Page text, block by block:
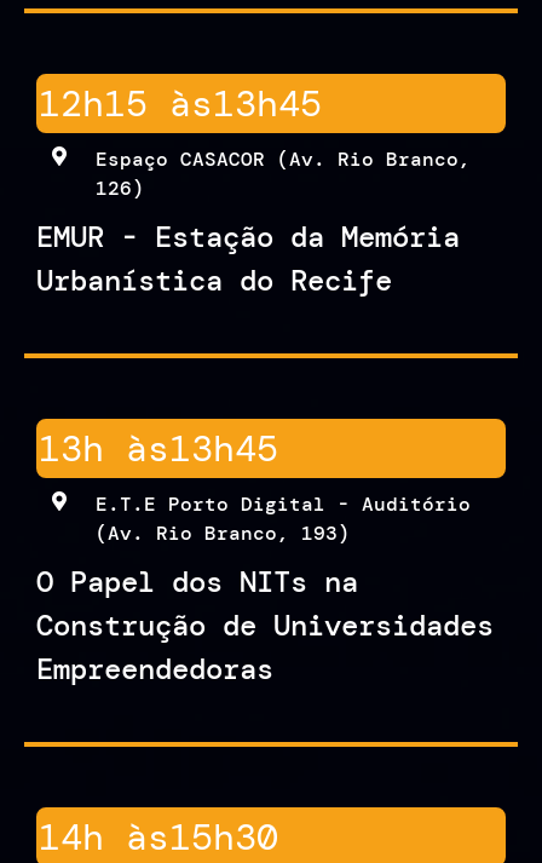
12h15 às13h45
Espaço CASACOR (Av. Rio Branco,
126)
EMUR - Estação da Memória
Urbanística do Recife
13h às13h45
E.T.E Porto Digital - Auditório
(Av. Rio Branco, 193)
O Papel dos NITs na
Construção de Universidades
Empreendedoras
14h às15h30